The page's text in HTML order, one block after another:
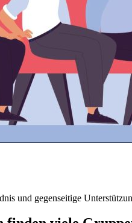
und gegenseitige